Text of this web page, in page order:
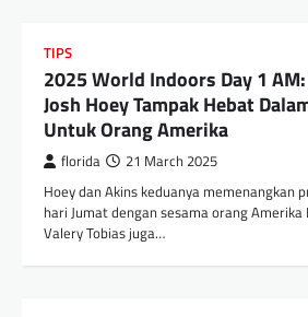
TIPS
2025 World Indoors Day 1
Josh Hoey Tampak Hebat
Untuk Orang Amerika
florida 21 March 2025
Hoey dan Akins keduanya memenangkan
hari Jumat dengan sesama orang
Valery Tobias juga…